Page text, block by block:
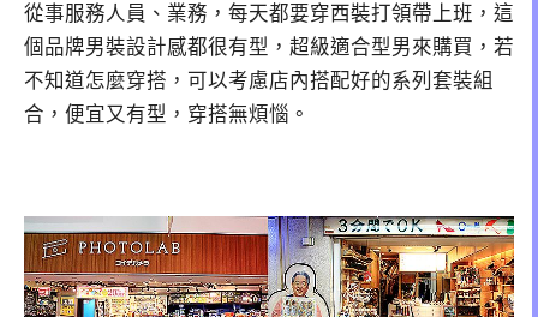
從事服務人員、業務，每天都要穿西裝打領帶上班，這
個品牌男裝設計感都很有型，超級適合型男來購買，若
不知道怎麼穿搭，可以考慮店內搭配好的系列套裝組
合，便宜又有型，穿搭無煩惱。